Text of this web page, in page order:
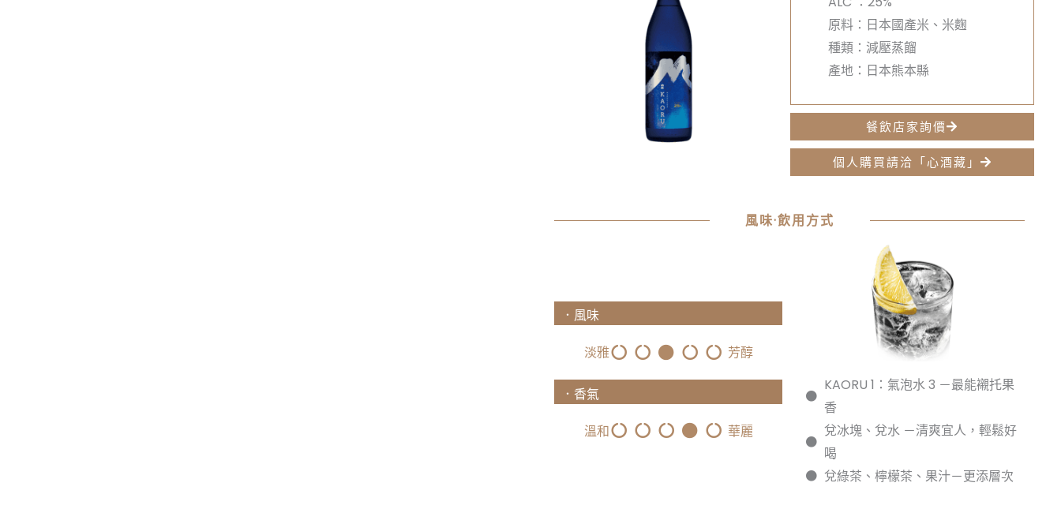
原料：日本國產米、米麴
種類：減壓蒸餾
產地：日本熊本縣
餐飲店家詢價
個人購買請洽「心酒藏」
風味·飲用方式
．風味
淡雅 芳醇
．香氣
溫和 華麗
KAORU 1：氣泡水 3 －最能襯托果
香
兌冰塊、兌水 －清爽宜人，輕鬆好
喝
兌綠茶、檸檬茶、果汁－更添層次